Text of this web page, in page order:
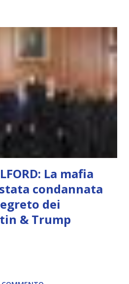
per amore anche quando non è la
che ci collega all’Uno Infinito.
comportamenti coscienti, ma
Può copiare, ma non può vivere
ovvio Man mano che l’IA
(soprattutto tra il 2027 e il
che renderanno la differenza
La mafia
condannata
dei
& Trump